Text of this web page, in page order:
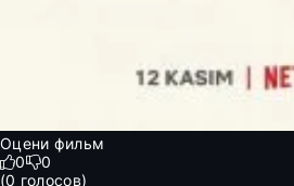
Оцени фильм
0
0
(0 голосов)